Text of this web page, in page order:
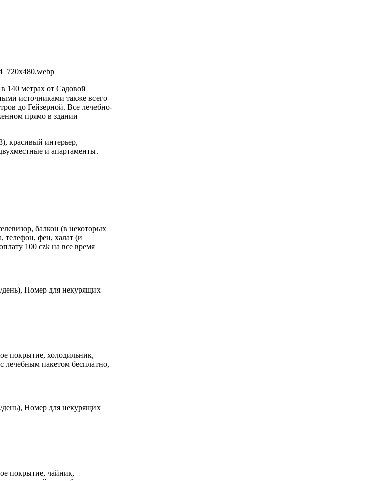
140 метрах от Садовой
источниками также всего
до Гейзерной. Все лечебно-
прямо в здании
красивый интерьер,
и апартаменты.
балкон (в некоторых
телефон, фен, халат (и
100 czk на все время
Номер для некурящих
покрытие, холодильник,
лечебным пакетом бесплатно,
Номер для некурящих
покрытие, чайник,